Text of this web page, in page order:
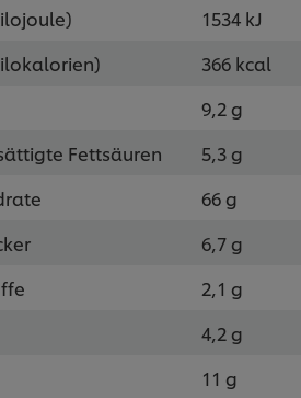
1534 kJ
366 kcal
9,2 g
Fettsäuren
5,3 g
66 g
6,7 g
2,1 g
4,2 g
11 g